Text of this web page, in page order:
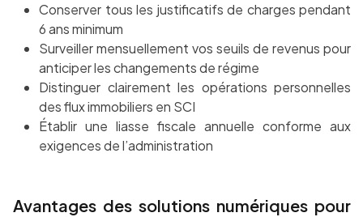
Conserver tous les justificatifs de charges pendant
6 ans minimum
Surveiller mensuellement vos seuils de revenus pour
anticiper les changements de régime
Distinguer clairement les opérations personnelles
des flux immobiliers en SCI
Établir une liasse fiscale annuelle conforme aux
exigences de l’administration
Avantages des solutions numériques pour